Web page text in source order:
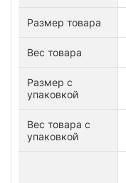
Размер товара
Вес товара
Размер с
упаковкой
Вес товара с
упаковкой